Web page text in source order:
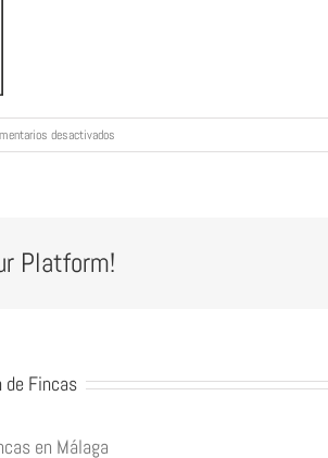
desactivados
full_width
Platform!
de Fincas
en Málaga